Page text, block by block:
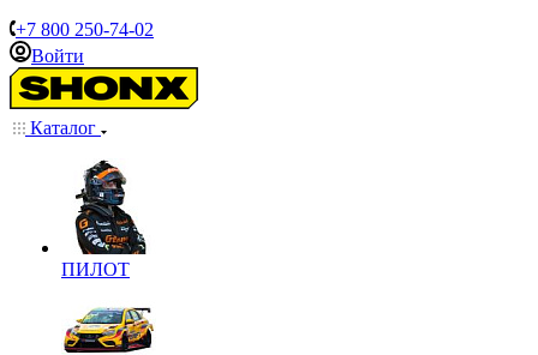
+7 800 250-74-02
Войти
Каталог
ПИЛОТ